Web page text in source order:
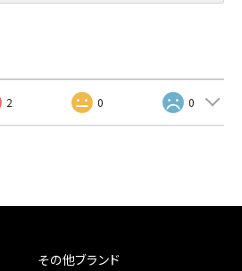
その他ブランド
2 0 0